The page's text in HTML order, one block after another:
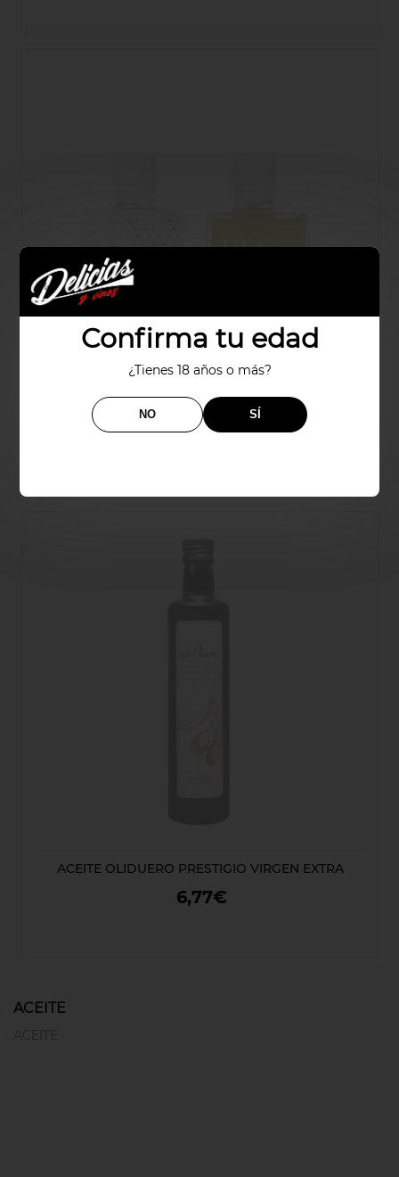
Confirma tu edad
¿Tienes 18 años o más?
NO SÍ
ACEITE DE OLIVA VIRGEN EXTRA ECOLÓGICO
7,86€
ACEITE OLIDUERO PRESTIGIO VIRGEN EXTRA
6,77€
ACEITE